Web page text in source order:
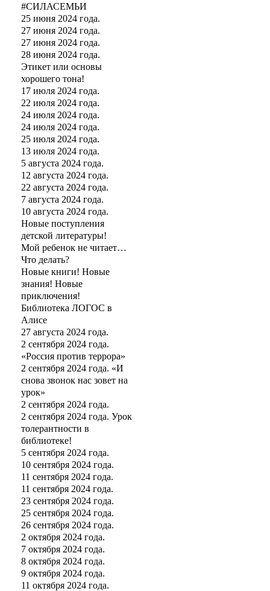
#СИЛАСЕМЬИ
25 июня 2024 года.
27 июня 2024 года.
27 июня 2024 года.
28 июня 2024 года.
Этикет или основы
хорошего тона!
17 июля 2024 года.
22 июля 2024 года.
24 июля 2024 года.
24 июля 2024 года.
25 июля 2024 года.
13 июля 2024 года.
5 августа 2024 года.
12 августа 2024 года.
22 августа 2024 года.
7 августа 2024 года.
10 августа 2024 года.
Новые поступления
детской литературы!
Мой ребенок не читает…
Что делать?
Новые книги! Новые
знания! Новые
приключения!
Библиотека ЛОГОС в
Алисе
27 августа 2024 года.
2 сентября 2024 года.
«Россия против террора»
2 сентября 2024 года. «И
снова звонок нас зовет на
урок»
2 сентября 2024 года.
2 сентября 2024 года. Урок
толерантности в
библиотеке!
5 сентября 2024 года.
10 сентября 2024 года.
11 сентября 2024 года.
11 сентября 2024 года.
23 сентября 2024 года.
25 сентября 2024 года.
26 сентября 2024 года.
2 октября 2024 года.
7 октября 2024 года.
8 октября 2024 года.
9 октября 2024 года.
11 октября 2024 года.